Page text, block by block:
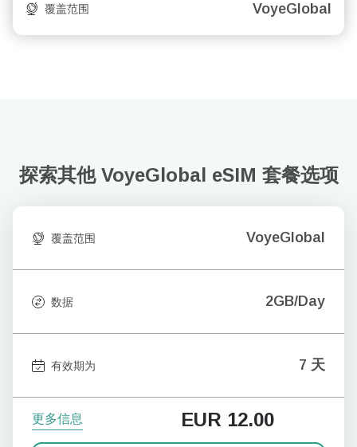
覆盖范围 VoyeGlobal
探索其他 VoyeGlobal eSIM 套餐选项
覆盖范围 VoyeGlobal
数据 2GB/Day
有效期为 7 天
更多信息 EUR 12.00